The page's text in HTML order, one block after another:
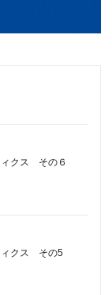
ィクス その６
ィクス その5